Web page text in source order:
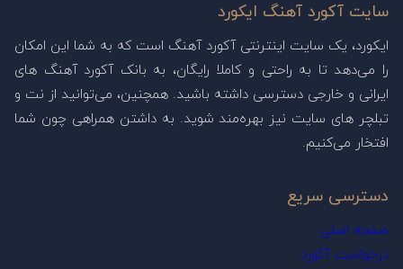
سایت آکورد آهنگ ایکورد
ایکورد، یک سایت اینترنتی آکورد آهنگ است که به شما این امکان
را می‌دهد تا به راحتی و کاملا رایگان، به بانک آکورد آهنگ های
ایرانی و خارجی دسترسی داشته باشید. همچنین، می‌توانید از نت و
تبلچر های سایت نیز بهره‌مند شوید. به داشتن همراهی چون شما
افتخار می‌کنیم.
دسترسی سریع
صفحه اصلی
درخواست آکورد